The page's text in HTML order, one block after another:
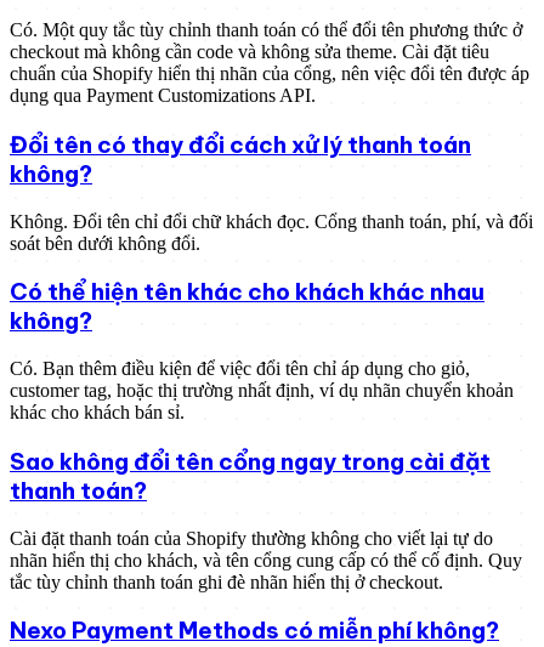
Có. Một quy tắc tùy chỉnh thanh toán có thể đổi tên phương thức ở
checkout mà không cần code và không sửa theme. Cài đặt tiêu
chuẩn của Shopify hiển thị nhãn của cổng, nên việc đổi tên được áp
dụng qua Payment Customizations API.
Đổi tên có thay đổi cách xử lý thanh toán
không?
Không. Đổi tên chỉ đổi chữ khách đọc. Cổng thanh toán, phí, và đối
soát bên dưới không đổi.
Có thể hiện tên khác cho khách khác nhau
không?
Có. Bạn thêm điều kiện để việc đổi tên chỉ áp dụng cho giỏ,
customer tag, hoặc thị trường nhất định, ví dụ nhãn chuyển khoản
khác cho khách bán sỉ.
Sao không đổi tên cổng ngay trong cài đặt
thanh toán?
Cài đặt thanh toán của Shopify thường không cho viết lại tự do
nhãn hiển thị cho khách, và tên cổng cung cấp có thể cố định. Quy
tắc tùy chỉnh thanh toán ghi đè nhãn hiển thị ở checkout.
Nexo Payment Methods có miễn phí không?